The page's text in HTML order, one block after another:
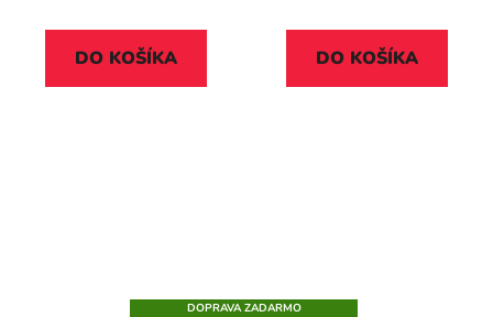
DO KOŠÍKA DO KOŠÍKA
DOPRAVA ZADARMO